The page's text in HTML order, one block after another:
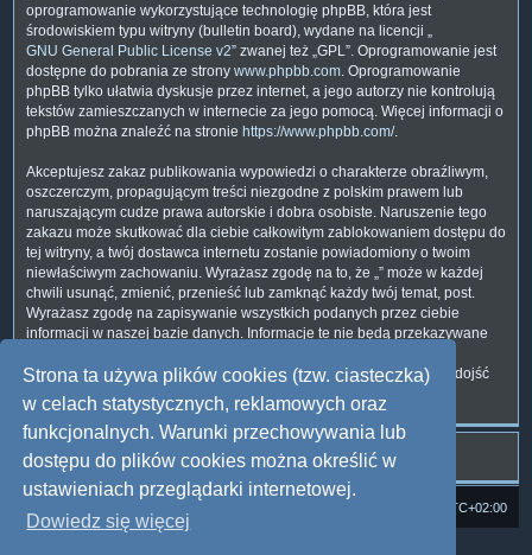
Strona ta używa plików cookies (tzw. ciasteczka)
w celach statystycznych, reklamowych oraz
funkcjonalnych. Warunki przechowywania lub
dostępu do plików cookies można określić w
ustawieniach przeglądarki internetowej.
Dowiedz się więcej
oprogramowanie wykorzystujące technologię phpBB, która jest
środowiskiem typu witryny (bulletin board), wydane na licencji „
GNU General Public License v2” zwanej też „GPL”. Oprogramowanie jest
dostępne do pobrania ze strony www.phpbb.com. Oprogramowanie
phpBB tylko ułatwia dyskusje przez internet, a jego autorzy nie kontrolują
tekstów zamieszczanych w internecie za jego pomocą. Więcej informacji o
phpBB można znaleźć na stronie https://www.phpbb.com/.
Akceptujesz zakaz publikowania wypowiedzi o charakterze obraźliwym,
oszczerczym, propagującym treści niezgodne z polskim prawem lub
naruszającym cudze prawa autorskie i dobra osobiste. Naruszenie tego
zakazu może skutkować dla ciebie całkowitym zablokowaniem dostępu do
tej witryny, a twój dostawca internetu zostanie powiadomiony o twoim
niewłaściwym zachowaniu. Wyrażasz zgodę na to, że „” może w każdej
chwili usunąć, zmienić, przenieść lub zamknąć każdy twój temat, post.
Wyrażasz zgodę na zapisywanie wszystkich podanych przez ciebie
informacji w naszej bazie danych. Informacje te nie będą przekazywane
odpowiedzialności za włamania do witryny, podczas których może dojść
do kradzieży danych.
UTC+02:00